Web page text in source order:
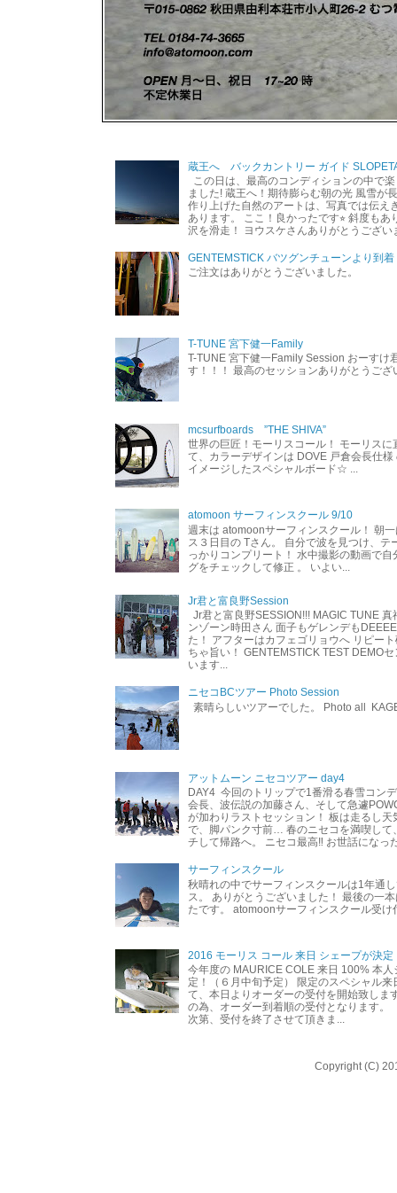
蔵王へ バックカントリー ガイド
この日は、最高のコンディションの中で
ました! 蔵王へ！期待膨らむ朝の光 風雪が
作り上げた自然のアートは、写真では伝え
あります。 ここ！良かったです⭐︎ 斜度もあ
沢を滑走！ ヨウスケさんありがとうござい
GENTEMSTICK バツグンチューンより到着
ご注文はありがとうございました。
T-TUNE 宮下健一Family
T-TUNE 宮下健一Family Session おーすけ
す！！！ 最高のセッションありがとうご
mcsurfboards ”THE SHIVA”
世界の巨匠！モーリスコール！ モーリスに
て、カラーデザインは DOVE 戸倉会長仕様
イメージしたスペシャルボード☆ ...
atomoon サーフィンスクール 9/10
週末は atomoonサーフィンスクール！ 朝
ス３日目の Tさん。 自分で波を見つけ、テ
っかりコンプリート！ 水中撮影の動画で自
グをチェックして修正 。 いよい...
Jr君と富良野Session
Jr君と富良野SESSION!!! MAGIC TUNE 真
ンゾーン時田さん 面子もゲレンデも
た！ アフターはカフェゴリョウへ リピー
ちゃ旨い！ GENTEMSTICK TEST DEMO
います...
ニセコBCツアー Photo Session
素晴らしいツアーでした。 Photo all
アットムーン ニセコツアー day4
DAY4 今回のトリップで1番滑る春雪コン
会長、波伝説の加藤さん、そして急遽
が加わりラストセッション！ 板は走るし天
で、脚パンク寸前… 春のニセコを満喫して
チして帰路へ。 ニセコ最高‼︎ お世話になっ
サーフィンスクール
秋晴れの中でサーフィンスクールは1年通
ス。 ありがとうございました！ 最後の一
たです。 atomoonサーフィンスクール受け
2016 モーリス コール 来日 シェープが決定
今年度の MAURICE COLE 来日 100% 本人
定！（６月中旬予定） 限定のスペシャル来
て、本日よりオーダーの受付を開始致しま
の為、オーダー到着順の受付となります。
次第、受付を終了させて頂きま...
Copyright (C)